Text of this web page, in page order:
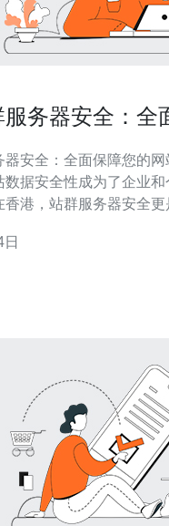
务器安全：全
全：全面保障您的网站数据 在
数据安全性成为了企业
香港，站群服务器安全
强